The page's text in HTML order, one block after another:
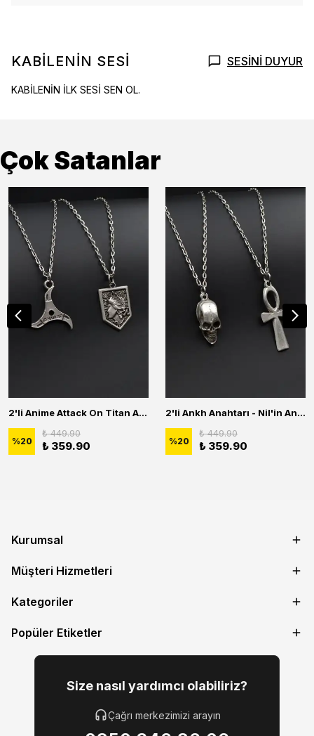
KABİLENİN SESİ SESİNİ DUYUR
KABİLENİN İLK SESİ SEN OL.
Çok Satanlar
2'li Anime Attack On Titan Acrylic Maria Anime Naruto Erkek Kadın Kolye Seti
%20
₺ 449.90
₺ 359.90
2'li Ankh Anahtarı - Nil'in Anahtarı - Kuru Kafa Erkek Kadın Kolye Seti
%20
₺ 449.90
₺ 359.90
Kurumsal
Müşteri Hizmetleri
Kategoriler
Popüler Etiketler
Size nasıl yardımcı olabiliriz?
Çağrı merkezimizi arayın